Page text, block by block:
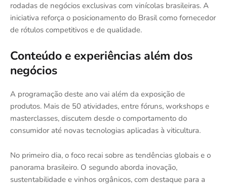
rodadas de negócios exclusivas com vinícolas brasileiras. A
iniciativa reforça o posicionamento do Brasil como fornecedor
de rótulos competitivos e de qualidade.
Conteúdo e experiências além dos
negócios
A programação deste ano vai além da exposição de
produtos. Mais de 50 atividades, entre fóruns, workshops e
masterclasses, discutem desde o comportamento do
consumidor até novas tecnologias aplicadas à viticultura.
No primeiro dia, o foco recai sobre as tendências globais e o
panorama brasileiro. O segundo aborda inovação,
sustentabilidade e vinhos orgânicos, com destaque para a